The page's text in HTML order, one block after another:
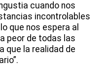
cuando nos
incontrolables
que nos espera al
peor de todas las
que la realidad de